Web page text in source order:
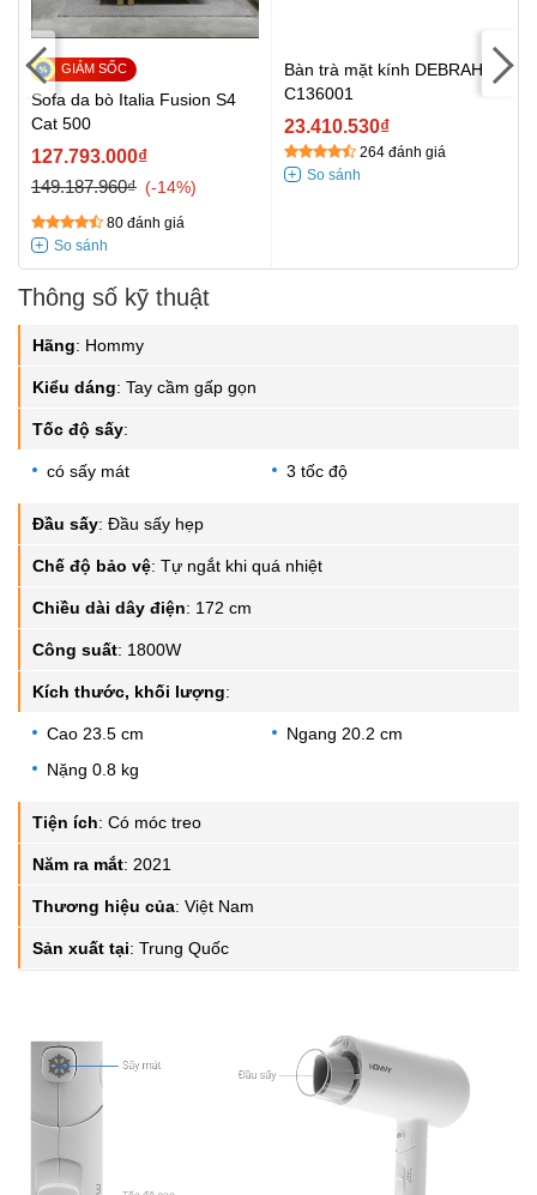
Sofa da bò Italia Fusion S4
Cat 500
127.793.000₫
149.187.960₫
-14%
80 đánh giá
Bàn trà mặt kính DEBRAH
C136001
23.410.530₫
264 đánh giá
Thông số kỹ thuật
Hãng: Hommy
Kiểu dáng: Tay cầm gấp gọn
Tốc độ sấy:
có sấy mát 3 tốc độ
Đầu sấy: Đầu sấy hẹp
Chế độ bảo vệ: Tự ngắt khi quá nhiệt
Chiều dài dây điện: 172 cm
Công suất: 1800W
Kích thước, khối lượng:
Cao 23.5 cm
Ngang 20.2 cm
Nặng 0.8 kg
Tiện ích: Có móc treo
Năm ra mắt: 2021
Thương hiệu của: Việt Nam
Sản xuất tại: Trung Quốc